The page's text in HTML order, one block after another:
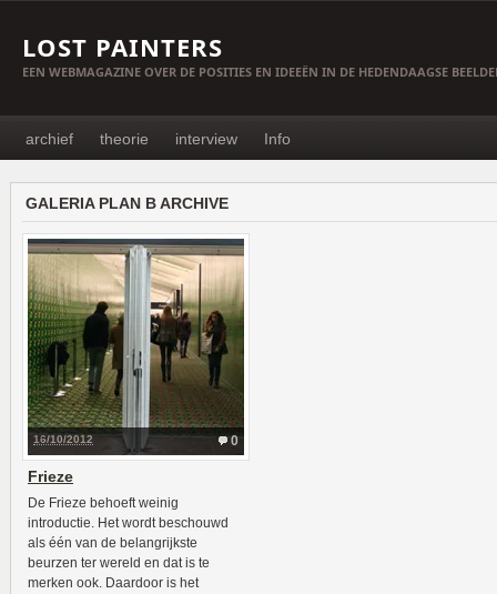
LOST PAINTERS
EEN WEBMAGAZINE OVER DE POSITIES EN IDEEËN IN DE HEDENDAAGSE
archief theorie interview Info
GALERIA PLAN B ARCHIVE
0
16/10/2012
Frieze
De Frieze behoeft weinig
introductie. Het wordt beschouwd
als één van de belangrijkste
beurzen ter wereld en dat is te
merken ook. Daardoor is het